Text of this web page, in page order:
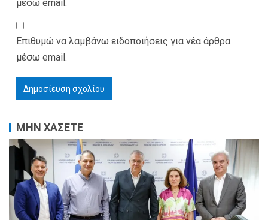
μέσω email.
Επιθυμώ να λαμβάνω ειδοποιήσεις για νέα άρθρα
μέσω email.
ΜΗΝ ΧΑΣΕΤΕ